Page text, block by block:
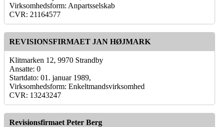
Virksomhedsform: Anpartsselskab
CVR: 21164577
REVISIONSFIRMAET JAN HØJMARK
Klitmarken 12, 9970 Strandby
Ansatte: 0
Startdato: 01. januar 1989,
Virksomhedsform: Enkeltmandsvirksomhed
CVR: 13243247
Revisionsfirmaet Peter Berg